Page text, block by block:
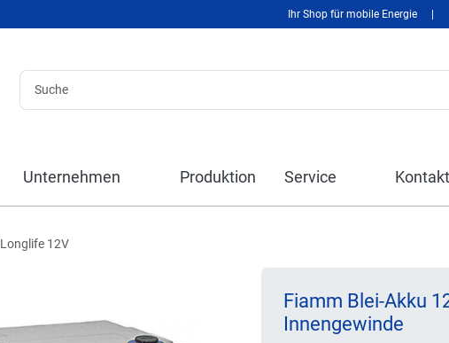
Ihr Shop für mobile Energie
Unternehmen Produktion Service Kontakt
Longlife 12V
Fiamm Blei-Akku
Innengewinde